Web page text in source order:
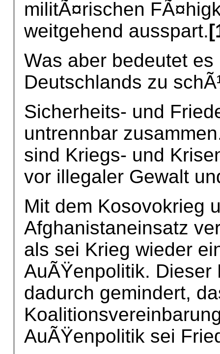
militÃ¤rischen
weitgehend ausspart.
Was aber bedeutet
Deutschlands zu
Sicherheits- und
untrennbar
sind Kriegs- und
vor illegaler Gewalt
Mit dem Kosovokrieg
Afghanistaneinsatz
als sei Krieg wieder
AuÃŸenpolitik.
dadurch gemindert,
AuÃŸenpolitik sei